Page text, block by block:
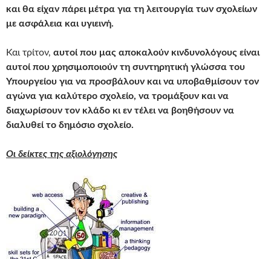
και θα είχαν πάρει μέτρα για τη λειτουργία των σχολείων
με ασφάλεια και υγιεινή.
Και τρίτον, αυτοί που μας αποκαλούν κινδυνολόγους είναι
αυτοί που χρησιμοποιούν τη συντηρητική γλώσσα του
Υπουργείου για να προσβάλουν και να υποβαθμίσουν τον
αγώνα για καλύτερο σχολείο, να τρομάξουν και να
διαχωρίσουν τον κλάδο κι εν τέλει να βοηθήσουν να
διαλυθεί το δημόσιο σχολείο.
Οι δείκτες της αξιολόγησης